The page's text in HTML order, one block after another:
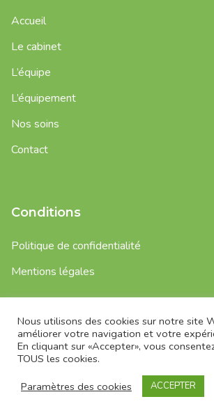
Accueil
Le cabinet
L’équipe
L’équipement
Nos soins
Contact
Conditions
Politique de confidentialité
Mentions légales
Copyright © 2022 Cabinet dentaire De
réservés.
Site internetVisuel & Développement
; | Crédits photosVisuel &
| Architecte
Nous utilisons des cookies sur notre site
améliorer votre navigation et votre
En cliquant sur «Accepter», vous
TOUS les cookies.
Paramètres des cookies
ACCEPTER